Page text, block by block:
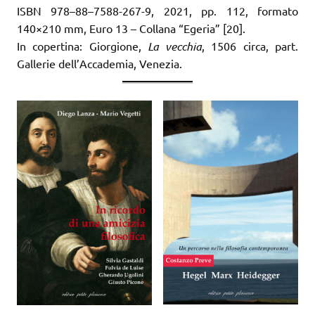
ISBN 978–88–7588-267-9, 2021, pp. 112, formato
140×210 mm, Euro 13 – Collana “Egeria” [20].
In copertina: Giorgione, La vecchia, 1506 circa, part.
Gallerie dell’Accademia, Venezia.